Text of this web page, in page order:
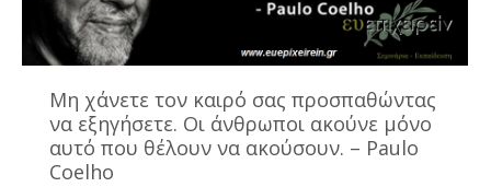
Μη χάνετε τον καιρό σας προσπαθώντας
να εξηγήσετε. Οι άνθρωποι ακούνε μόνο
αυτό που θέλουν να ακούσουν. – Paulo
Coelho